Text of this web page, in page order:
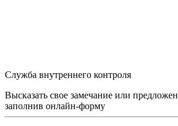
Служба внутреннего контроля
Высказать свое замечание или
заполнив онлайн-форму